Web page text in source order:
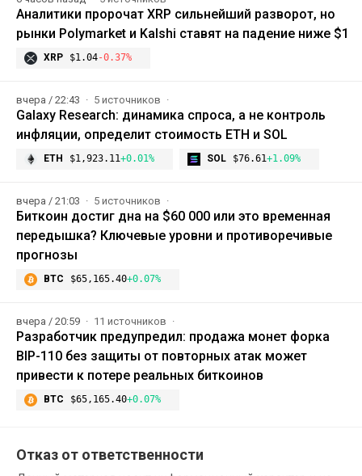
Аналитики пророчат XRP сильнейший разворот, но
рынки Polymarket и Kalshi ставят на падение ниже $1
XRP $1.04-0.37%
вчера / 22:43 5 источников
Galaxy Research: динамика спроса, а не контроль
инфляции, определит стоимость ETH и SOL
ETH $1,923.11+0.01% SOL $76.61+1.09%
вчера / 21:03 5 источников
Биткоин достиг дна на $60 000 или это временная
передышка? Ключевые уровни и противоречивые
прогнозы
BTC $65,165.40+0.07%
вчера / 20:59 11 источников
Разработчик предупредил: продажа монет форка
BIP-110 без защиты от повторных атак может
привести к потере реальных биткоинов
BTC $65,165.40+0.07%
Отказ от ответственности